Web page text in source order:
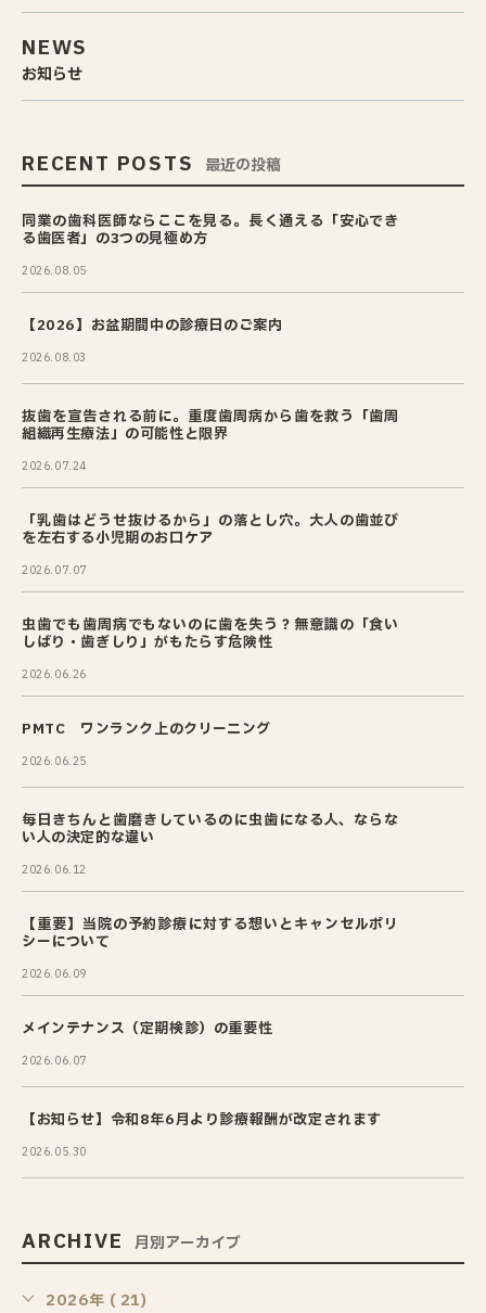
NEWS
お知らせ
RECENT POSTS 最近の投稿
同業の歯科医師ならここを見る。長く通える「安心でき
る歯医者」の3つの見極め方
2026.08.05
【2026】お盆期間中の診療日のご案内
2026.08.03
抜歯を宣告される前に。重度歯周病から歯を救う「歯周
組織再生療法」の可能性と限界
2026.07.24
「乳歯はどうせ抜けるから」の落とし穴。大人の歯並び
を左右する小児期のお口ケア
2026.07.07
虫歯でも歯周病でもないのに歯を失う？無意識の「食い
しばり・歯ぎしり」がもたらす危険性
2026.06.26
PMTC ワンランク上のクリーニング
2026.06.25
毎日きちんと歯磨きしているのに虫歯になる人、ならな
い人の決定的な違い
2026.06.12
【重要】当院の予約診療に対する想いとキャンセルポリ
シーについて
2026.06.09
メインテナンス（定期検診）の重要性
2026.06.07
【お知らせ】令和8年6月より診療報酬が改定されます
2026.05.30
ARCHIVE 月別アーカイブ
2026年 ( 21)